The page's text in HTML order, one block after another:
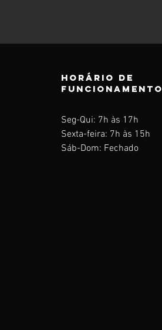
Horário de
funcionamento
Seg-Qui: 7h às 17h
Sexta-feira: 7h às 15h
Sáb-Dom: Fechado